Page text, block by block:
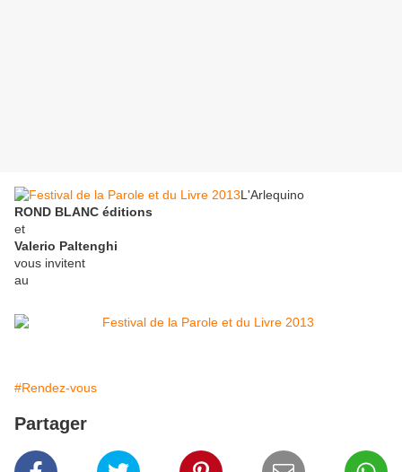
L'Arlequino
ROND BLANC éditions
et
Valerio Paltenghi
vous invitent
au
#Rendez-vous
Partager